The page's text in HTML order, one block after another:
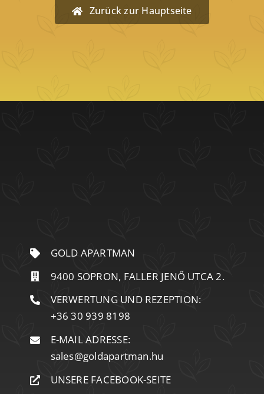
Zurück zur Hauptseite
GOLD APARTMAN
9400 SOPRON, FALLER JENŐ UTCA 2.
VERWERTUNG UND REZEPTION:
+36 30 939 8198
E-MAIL ADRESSE:
sales@goldapartman.hu
UNSERE FACEBOOK-SEITE